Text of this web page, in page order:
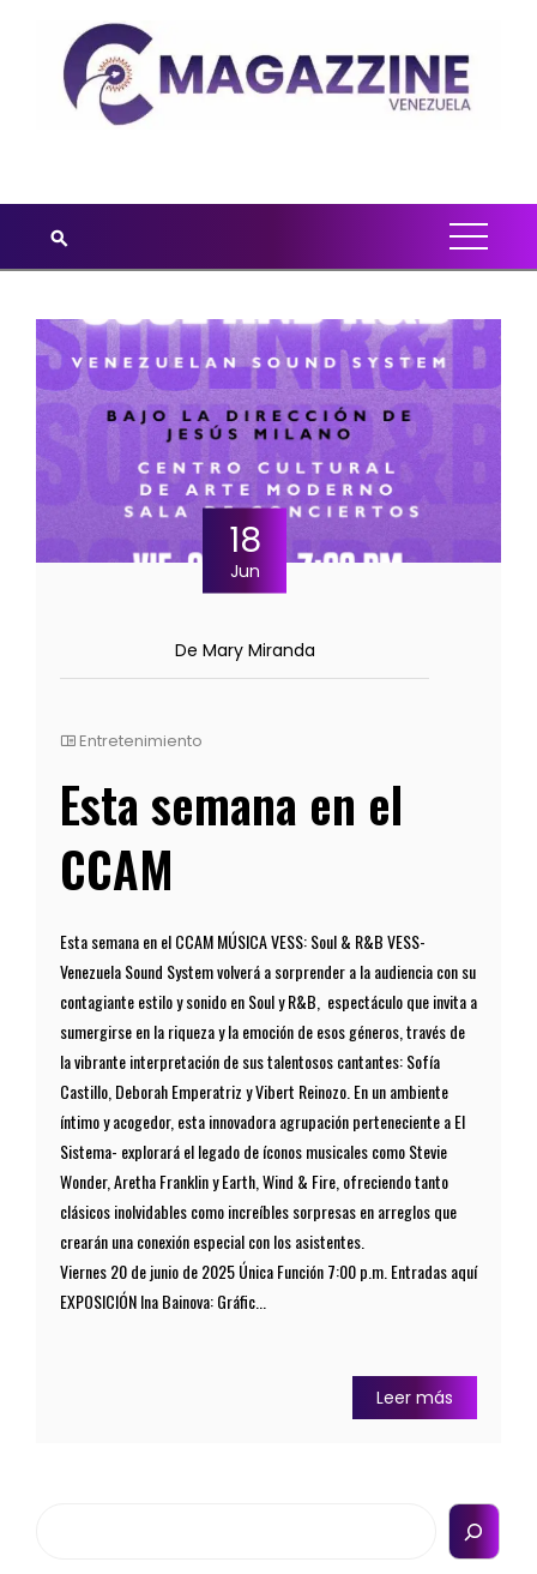
18
Jun
De Mary Miranda
Entretenimiento
Esta semana en el
CCAM
Esta semana en el CCAM MÚSICA VESS: Soul & R&B VESS-
Venezuela Sound System volverá a sorprender a la audiencia con su
contagiante estilo y sonido en Soul y R&B, espectáculo que invita a
sumergirse en la riqueza y la emoción de esos géneros, través de
la vibrante interpretación de sus talentosos cantantes: Sofía
Castillo, Deborah Emperatriz y Vibert Reinozo. En un ambiente
íntimo y acogedor, esta innovadora agrupación perteneciente a El
Sistema- explorará el legado de íconos musicales como Stevie
Wonder, Aretha Franklin y Earth, Wind & Fire, ofreciendo tanto
clásicos inolvidables como increíbles sorpresas en arreglos que
crearán una conexión especial con los asistentes.
Viernes 20 de junio de 2025 Única Función 7:00 p.m. Entradas aquí
EXPOSICIÓN Ina Bainova: Gráfic...
Leer más